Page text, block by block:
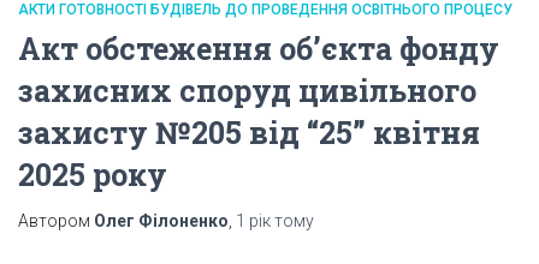
АКТИ ГОТОВНОСТІ БУДІВЕЛЬ ДО ПРОВЕДЕННЯ ОСВІТНЬОГО ПРОЦЕСУ
Акт обстеження об’єкта фонду
захисних споруд цивільного
захисту №205 від “25” квітня
2025 року
Автором Олег Філоненко 1 ріктому